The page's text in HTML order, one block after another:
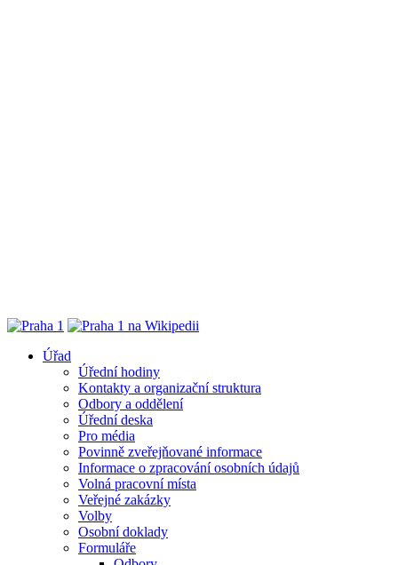
Úřad
Úřední hodiny
Kontakty a organizační struktura
Odbory a oddělení
Úřední deska
Pro média
Povinně zveřejňované informace
Informace o zpracování osobních údajů
Volná pracovní místa
Veřejné zakázky
Volby
Osobní doklady
Formuláře